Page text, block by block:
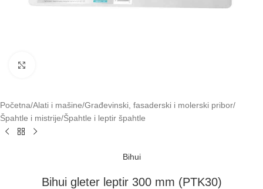
Početna/Alati i mašine/Građevinski, fasaderski i molerski pribor/
Špahtle i mistrije/Špahtle i leptir špahtle
Bihui
Bihui gleter leptir 300 mm (PTK30)